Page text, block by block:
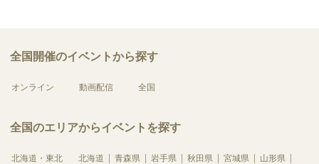
全国開催のイベントから探す
オンライン 動画配信 全国
全国のエリアからイベントを探す
北海道・東北 北海道 青森県 岩手県 秋田県 宮城県
山形県